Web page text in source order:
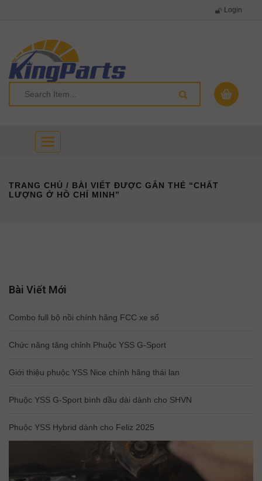
Login
Toggle
navigation
TRANG CHỦ / BÀI VIẾT ĐƯỢC GẮN THẺ “CHẤT
LƯỢNG Ở HỒ CHÍ MINH”
Bài Viết Mới
Combo full bộ nồi chính hãng FCC xe số
Chức năng tăng chỉnh Phuộc YSS G-Sport
Giới thiệu phuộc YSS Nice chính hãng thái lan
Phuộc YSS G-Sport bình dầu dài dành cho SHVN
Phuộc YSS Hybrid dành cho Feliz 2025